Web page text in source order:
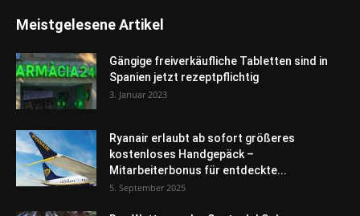
Meistgelesene Artikel
Gängige freiverkäufliche Tabletten sind in
Spanien jetzt rezeptpflichtig
3. Januar 2023
Ryanair erlaubt ab sofort größeres
kostenloses Handgepäck –
Mitarbeiterbonus für entdeckte...
5. September 2025